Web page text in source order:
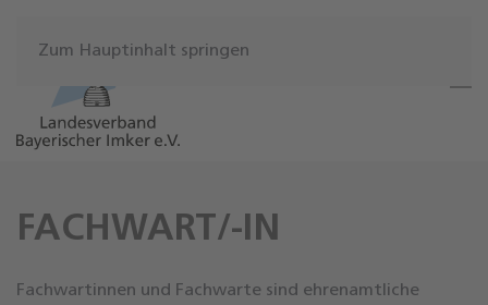
Zum Hauptinhalt springen
FACHWART/-IN
Fachwartinnen und Fachwarte sind ehrenamtliche